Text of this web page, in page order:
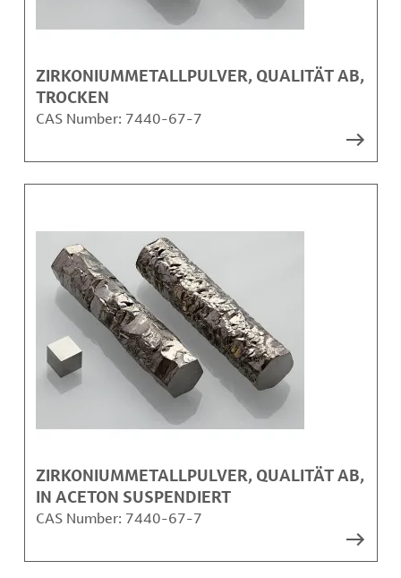
ZIRKONIUMMETALLPULVER, QUALITÄT AB,
TROCKEN
CAS Number: 7440-67-7
ZIRKONIUMMETALLPULVER, QUALITÄT AB,
IN ACETON SUSPENDIERT
CAS Number: 7440-67-7